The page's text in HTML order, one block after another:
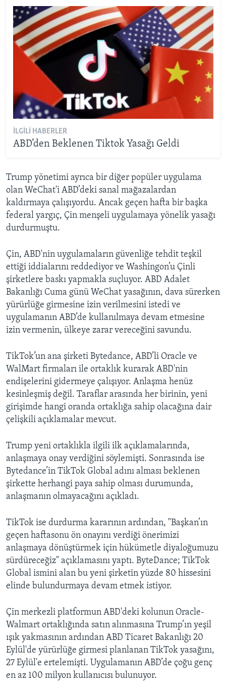
İLGILI HABERLER
ABD’den Beklenen Tiktok Yasağı Geldi
Trump yönetimi ayrıca bir diğer popüler uygulama
olan WeChat'i ABD’deki sanal mağazalardan
kaldırmaya çalışıyordu. Ancak geçen hafta bir başka
federal yargıç, Çin menşeli uygulamaya yönelik yasağı
durdurmuştu.
Çin, ABD'nin uygulamaların güvenliğe tehdit teşkil
ettiği iddialarını reddediyor ve Washingon’u Çinli
şirketlere baskı yapmakla suçluyor. ABD Adalet
Bakanlığı Cuma günü WeChat yasağının, dava sürerken
yürürlüğe girmesine izin verilmesini istedi ve
uygulamanın ABD’de kullanılmaya devam etmesine
izin vermenin, ülkeye zarar vereceğini savundu.
TikTok’un ana şirketi Bytedance, ABD’li Oracle ve
WalMart firmaları ile ortaklık kurarak ABD'nin
endişelerini gidermeye çalışıyor. Anlaşma henüz
kesinleşmiş değil. Taraflar arasında her birinin, yeni
girişimde hangi oranda ortaklığa sahip olacağına dair
çelişkili açıklamalar mevcut.
Trump yeni ortaklıkla ilgili ilk açıklamalarında,
anlaşmaya onay verdiğini söylemişti. Sonrasında ise
Bytedance’in TikTok Global adını alması beklenen
şirkette herhangi paya sahip olması durumunda,
anlaşmanın olmayacağını açıkladı.
TikTok ise durdurma kararının ardından, "Başkan’ın
geçen haftasonu ön onayını verdiği önerimizi
anlaşmaya dönüştürmek için hükümetle diyaloğumuzu
sürdüreceğiz" açıklamasını yaptı. ByteDance; TikTok
Global ismini alan bu yeni şirketin yüzde 80 hissesini
elinde bulundurmaya devam etmek istiyor.
Çin merkezli platformun ABD'deki kolunun Oracle-
Walmart ortaklığında satın alınmasına Trump’ın yeşil
ışık yakmasının ardından ABD Ticaret Bakanlığı 20
Eylül'de yürürlüğe girmesi planlanan TikTok yasağını,
27 Eylül'e ertelemişti. Uygulamanın ABD’de çoğu genç
en az 100 milyon kullanıcısı bulunuyor.